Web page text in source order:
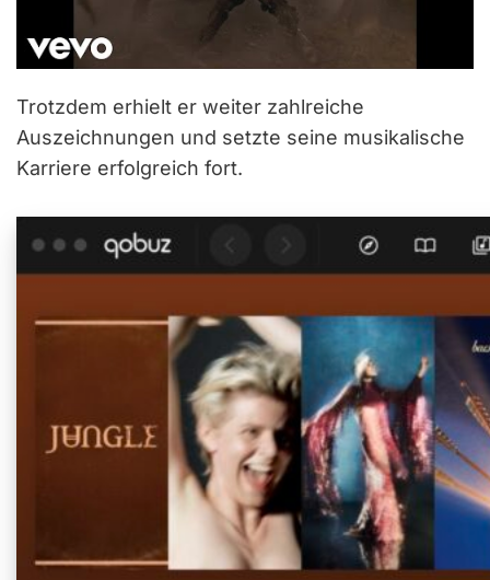
Trotzdem erhielt er weiter zahlreiche
Auszeichnungen und setzte seine musikalische
Karriere erfolgreich fort.